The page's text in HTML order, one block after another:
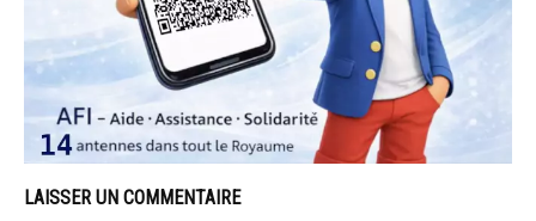
LAISSER UN COMMENTAIRE